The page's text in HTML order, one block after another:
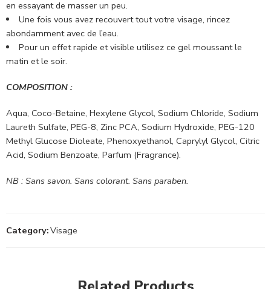
en essayant de masser un peu.
Une fois vous avez recouvert tout votre visage, rincez
abondamment avec de l’eau.
Pour un effet rapide et visible utilisez ce gel moussant le
matin et le soir.
COMPOSITION :
Aqua, Coco-Betaine, Hexylene Glycol, Sodium Chloride, Sodium
Laureth Sulfate, PEG-8, Zinc PCA, Sodium Hydroxide, PEG-120
Methyl Glucose Dioleate, Phenoxyethanol, Caprylyl Glycol, Citric
Acid, Sodium Benzoate, Parfum (Fragrance).
NB : Sans savon. Sans colorant. Sans paraben.
Category:Visage